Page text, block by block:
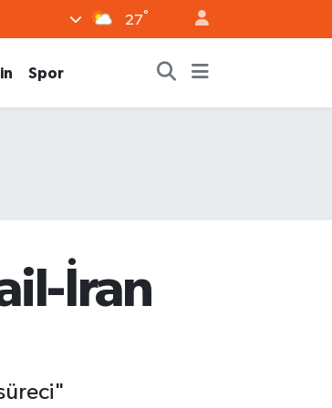
27°
Spor
İran